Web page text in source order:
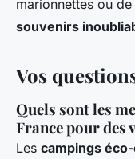
marionnettes ou
souvenirs
Vos
Quels sont les
France pour des
Les campings